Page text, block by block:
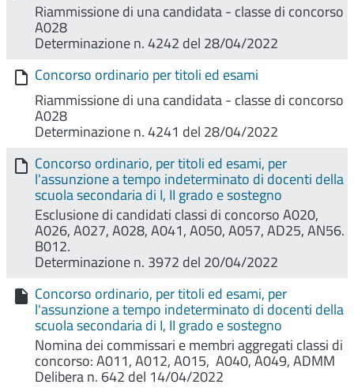
Riammissione di una candidata - classe di concorso
A028
Determinazione n. 4242 del 28/04/2022
Concorso ordinario per titoli ed esami
Riammissione di una candidata - classe di concorso
A028
Determinazione n. 4241 del 28/04/2022
Concorso ordinario, per titoli ed esami, per
l'assunzione a tempo indeterminato di docenti della
scuola secondaria di I, II grado e sostegno
Esclusione di candidati classi di concorso A020,
A026, A027, A028, A041, A050, A057, AD25, AN56.
B012.
Determinazione n. 3972 del 20/04/2022
Concorso ordinario, per titoli ed esami, per
l'assunzione a tempo indeterminato di docenti della
scuola secondaria di I, II grado e sostegno
Nomina dei commissari e membri aggregati classi di
concorso: A011, A012, A015, A040, A049, ADMM
Delibera n. 642 del 14/04/2022